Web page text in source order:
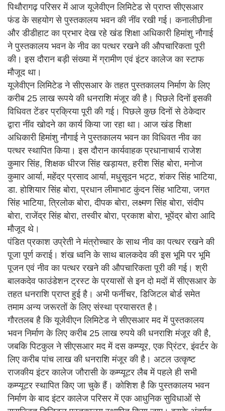
पिथौरागढ़ परिसर में आज यूजेवीएन लिमिटेड से प्राप्त सीएसआर
फंड के सहयोग से पुस्तकालय भवन की नींव रखी गई। कनालीछीना
और डीडीहाट का प्रभार देख रहे खंड शिक्षा अधिकारी हिमांशु नौगाई
ने पुस्तकालय भवन के नीव का पत्थर रखने की औपचारिकता पूरी
की। इस दौरान बड़ी संख्या में ग्रामीण एवं इंटर कालेज का स्टाफ
मौजूद था।
यूजेवीएन लिमिटेड ने सीएसआर के तहत पुस्तकालय निर्माण के लिए
करीब 25 लाख रूपये की धनराशि मंजूर की है। पिछले दिनों इसकी
विधिवत टेंडर प्रक्रिया पूरी की गई। पिछले कुछ दिनों से ठेकेदार
द्वारा नींव खोदने का कार्य किया जा रहा था। आज खंड शिक्षा
अधिकारी हिमांशु नौगाई ने पुस्तकालय भवन का विधिवत नीव का
पत्थर स्थापित किया। इस दौरान कार्यवाहक प्रधानाचार्य राजेश
कुमार सिंह, शिक्षक धीरज सिंह खड़ायत, हरीश सिंह बोरा, मनोज
कुमार आर्या, महेंद्र प्रसाद आर्या, मधुसूदन भट्ट, शंकर सिंह भाटिया,
डा. होशियार सिंह बोरा, प्रधान लीमाभाट कुंदन सिंह भाटिया, जगत
सिंह भाटिया, त्रिलोक बोरा, दीपक बोरा, लक्ष्मण सिंह बोरा, संदीप
बोरा, राजेंद्र सिंह बोरा, तस्वीर बोरा, प्रकाश बोरा, भूपेंद्र बोरा आदि
मौजूद थे।
पंडित प्रकाश उप्रेती ने मंत्रोच्चार के साथ नीव का पत्थर रखने की
पूजा पूर्ण कराई। शंख ध्वनि के साथ बालकदेव की इस भूमि पर भूमि
पूजन एवं नीव का पत्थर रखने की औपचारिकता पूरी की गई। श्री
बालकदेव फाउंडेशन ट्रस्ट के प्रयासों से इन दो मदों में सीएसआर के
तहत धनराशि प्राप्त हुई है। अभी फर्नीचर, डिजिटल बोर्ड समेत
तमाम अन्य जरूरतों के लिए संस्था प्रयासरत है।
गौरतलब है कि यूजेवीएन लिमिटेड ने सीएसआर मद में पुस्तकालय
भवन निर्माण के लिए करीब 25 लाख रुपये की धनराशि मंजूर की है,
जबकि पिटकुल ने सीएसआर मद में दस कम्प्यूर, एक प्रिंटर, इंवर्टर के
लिए करीब पांच लाख की धनराशि मंजूर की है। अटल उत्कृष्ट
राजकीय इंटर कालेज जौरासी के कम्प्यूटर लैब में पहले ही सभी
कम्प्यूटर स्थापित किए जा चुके हैं। कोशिश है कि पुस्तकालय भवन
निर्माण के बाद इंटर कालेज परिसर में एक आधुनिक सुविधाओं से